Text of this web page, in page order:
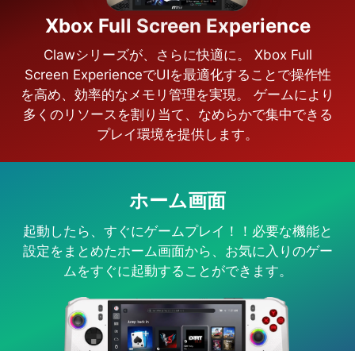
Xbox Full Screen Experience
Clawシリーズが、さらに快適に。 Xbox Full
Screen ExperienceでUIを最適化することで操作性
を高め、効率的なメモリ管理を実現。 ゲームにより
多くのリソースを割り当て、なめらかで集中できる
プレイ環境を提供します。
ホーム画面
起動したら、すぐにゲームプレイ！！必要な機能と
設定をまとめたホーム画面から、お気に入りのゲー
ムをすぐに起動することができます。